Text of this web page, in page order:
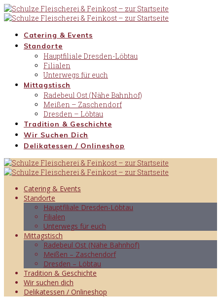
Skip
to
Catering & Events
Standorte
Hauptfiliale Dresden-Löbtau
Filialen
Unterwegs für euch
Mittagstisch
Radebeul Ost (Nähe Bahnhof)
Meißen – Zaschendorf
Dresden – Löbtau
Tradition & Geschichte
Wir Suchen Dich
Delikatessen / Onlineshop
Catering & Events
Standorte
Hauptfiliale Dresden-Löbtau
Filialen
Unterwegs für euch
Mittagstisch
Radebeul Ost (Nähe Bahnhof)
Meißen – Zaschendorf
Dresden – Löbtau
Tradition & Geschichte
Wir suchen dich
Delikatessen / Onlineshop